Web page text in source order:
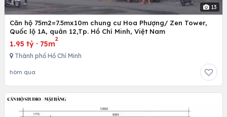
13
Căn hộ 75m2=7.5mx10m chung cư Hoa Phượng/ Zen Tower,
Quốc lộ 1A, quân 12,Tp. Hồ Chí Minh, Việt Nam
1.95 tỷ · 75m
2
Thành phố Hồ Chí Minh
hôm qua